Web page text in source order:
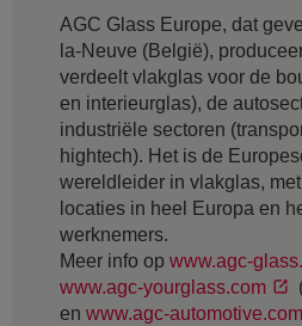
AGC Glass Europe, dat
la-Neuve (België),
verdeelt vlakglas voor de
en interieurglas), de
industriële sectoren
hightech). Het is de
wereldleider in vlakglas,
locaties in heel Europa en
werknemers.
Meer info op www.agc-
www.agc-yourglass.com
en www.agc-automotive.com